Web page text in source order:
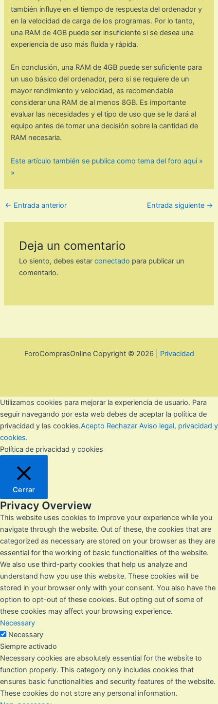
también influye en el tiempo de respuesta del ordenador y
en la velocidad de carga de los programas. Por lo tanto,
una RAM de 4GB puede ser insuficiente si se desea una
experiencia de uso más fluida y rápida.
En conclusión, una RAM de 4GB puede ser suficiente para
un uso básico del ordenador, pero si se requiere de un
mayor rendimiento y velocidad, es recomendable
considerar una RAM de al menos 8GB. Es importante
evaluar las necesidades y el tipo de uso que se le dará al
equipo antes de tomar una decisión sobre la cantidad de
RAM necesaria.
Este artículo también se publica como tema del foro aquí »
»
← Entrada anterior Entrada siguiente →
Deja un comentario
Lo siento, debes estarconectado para publicar un
comentario.
ForoComprasOnline Copyright © 2026 | Privacidad
Utilizamos cookies para mejorar la experiencia de usuario. Para
seguir navegando por esta web debes de aceptar la política de
privacidad y las cookies.Acepto Rechazar Aviso legal, privacidad y
cookies.
Política de privacidad y cookies
Cerrar
Privacy Overview
This website uses cookies to improve your experience while you
navigate through the website. Out of these, the cookies that are
categorized as necessary are stored on your browser as they are
essential for the working of basic functionalities of the website.
We also use third-party cookies that help us analyze and
understand how you use this website. These cookies will be
stored in your browser only with your consent. You also have the
option to opt-out of these cookies. But opting out of some of
these cookies may affect your browsing experience.
Necessary
Necessary
Siempre activado
Necessary cookies are absolutely essential for the website to
function properly. This category only includes cookies that
ensures basic functionalities and security features of the website.
These cookies do not store any personal information.